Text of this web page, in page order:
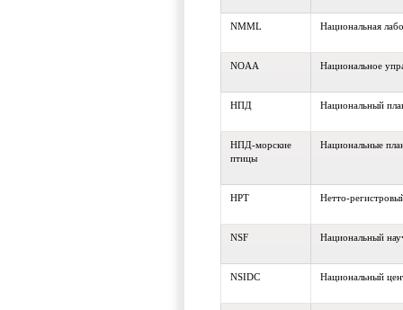
NMML Национальная
NOAA Национальное
НПД Национальный
НПД-морские
птицы
Национальные
НРТ Нетто-
NSF Национальный
NSIDC Национальный